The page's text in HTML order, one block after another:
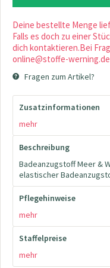
Deine bestellte Menge
Falls es doch zu einer
dich kontaktieren.Bei
online@stoffe-werning.de
Fragen zum Artikel?
Zusatzinformationen
mehr
Beschreibung
Badeanzugstoff Meer &
elastischer
Pflegehinweise
mehr
Staffelpreise
mehr